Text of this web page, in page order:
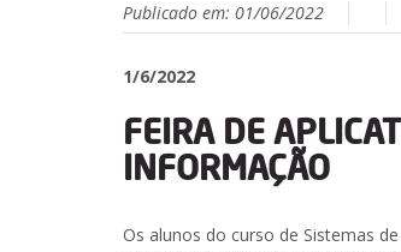
Publicado em: 01/06/2022
1/6/2022
FEIRA DE
INFORMAÇÃO
Os alunos do curso de Sistemas